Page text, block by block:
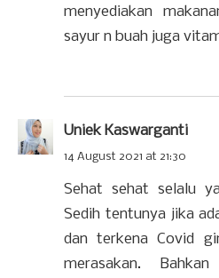
menyediakan
sayur n buah juga
Uniek Kaswarganti
14 August 2021 at 21:30
Sehat sehat selalu
Sedih tentunya jika
dan terkena Covid
merasakan.